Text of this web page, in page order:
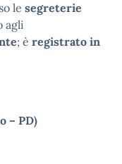
le segreterie
agli
; è registrato in
– PD)